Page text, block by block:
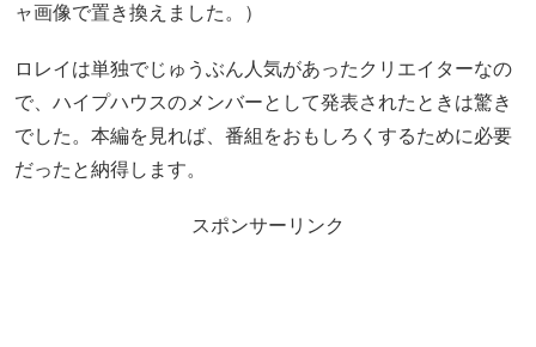
ャ画像で置き換えました。）
ロレイは単独でじゅうぶん人気があったクリエイターなの
で、ハイプハウスのメンバーとして発表されたときは驚き
でした。本編を見れば、番組をおもしろくするために必要
だったと納得します。
スポンサーリンク